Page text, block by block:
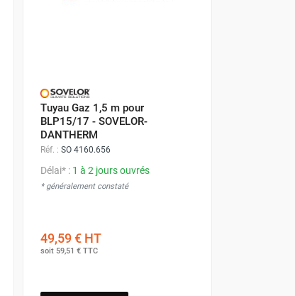
Tuyau Gaz 1,5 m pour
BLP15/17 - SOVELOR-
DANTHERM
Réf. : SO 4160.656
Délai* : 1 à 2 jours ouvrés
* généralement constaté
49,59 €HT
soit 59,51 €TTC